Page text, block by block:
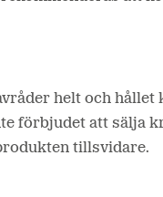
helt och
förbjudet att sälja
tillsvidare.